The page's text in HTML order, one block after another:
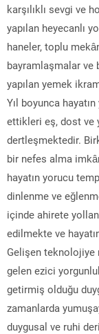
karşılıklı sevgi ve
yapılan heyecanlı
haneler, toplu
bayramlaşmalar ve
yapılan yemek
Yıl boyunca
ettikleri eş, dost ve
dertleşmektedir.
bir nefes alma
hayatın yorucu
dinlenme ve
içinde ahirete
edilmekte ve
Gelişen teknolojiye
gelen ezici
getirmiş olduğu
zamanlarda
duygusal ve ruhi